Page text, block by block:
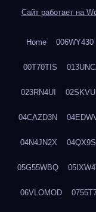
Сайт работает на
Home 006WY430
00T70TIS
023RN4UI
04CAZD3N
04N4JN2X
05G55WBQ
06VLOMOD